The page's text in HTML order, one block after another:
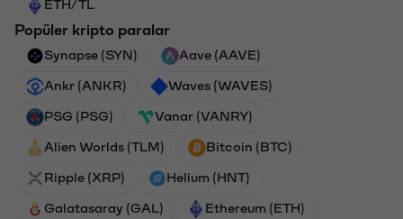
ETH/TL
Popüler kripto paralar
Synapse (SYN) Aave (AAVE)
Ankr (ANKR) Waves (WAVES)
PSG (PSG) Vanar (VANRY)
Alien Worlds (TLM) Bitcoin (BTC)
Ripple (XRP) Helium (HNT)
Galatasaray (GAL) Ethereum (ETH)